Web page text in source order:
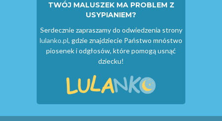
TWÓJ MALUSZEK MA PROBLEM Z
USYPIANIEM?
Serdecznie zapraszamy do odwiedzenia strony
lulanko.pl, gdzie znajdziecie Państwo mnóstwo
piosenek i odgłosów, które pomogą usnąć
dziecku!